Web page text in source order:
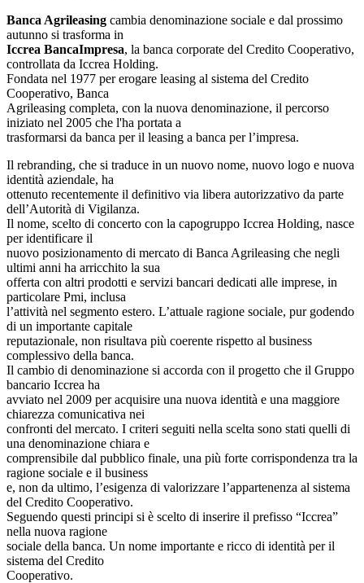
Banca Agrileasing cambia denominazione sociale e dal prossimo
autunno si trasforma in
Iccrea BancaImpresa, la banca corporate del Credito Cooperativo,
controllata da Iccrea Holding.
Fondata nel 1977 per erogare leasing al sistema del Credito
Cooperativo, Banca
Agrileasing completa, con la nuova denominazione, il percorso
iniziato nel 2005 che l'ha portata a
trasformarsi da banca per il leasing a banca per l’impresa.
Il rebranding, che si traduce in un nuovo nome, nuovo logo e nuova
identità aziendale, ha
ottenuto recentemente il definitivo via libera autorizzativo da parte
dell’Autorità di Vigilanza.
Il nome, scelto di concerto con la capogruppo Iccrea Holding, nasce
per identificare il
nuovo posizionamento di mercato di Banca Agrileasing che negli
ultimi anni ha arricchito la sua
offerta con altri prodotti e servizi bancari dedicati alle imprese, in
particolare Pmi, inclusa
l’attività nel segmento estero. L’attuale ragione sociale, pur godendo
di un importante capitale
reputazionale, non risultava più coerente rispetto al business
complessivo della banca.
Il cambio di denominazione si accorda con il progetto che il Gruppo
bancario Iccrea ha
avviato nel 2009 per acquisire una nuova identità e una maggiore
chiarezza comunicativa nei
confronti del mercato. I criteri seguiti nella scelta sono stati quelli di
una denominazione chiara e
comprensibile dal pubblico finale, una più forte corrispondenza tra la
ragione sociale e il business
e, non da ultimo, l’esigenza di valorizzare l’appartenenza al sistema
del Credito Cooperativo.
Seguendo questi principi si è scelto di inserire il prefisso “Iccrea”
nella nuova ragione
sociale della banca. Un nome importante e ricco di identità per il
sistema del Credito
Cooperativo.